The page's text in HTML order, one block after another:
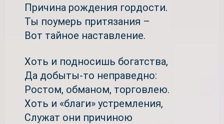
Причина рождения гордости.
Ты поумерь притязания –
Вот тайное наставление.
Хоть и подносишь богатства,
Да добыты-то неправедно:
Ростом, обманом, торговлею.
Хоть и «благи» устремления,
Служат они причиною